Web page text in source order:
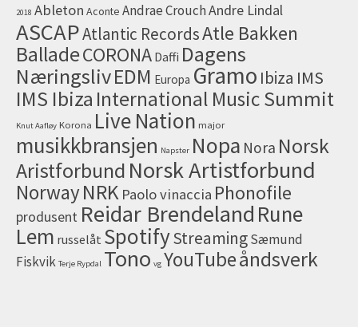
2018 Ableton Aconte Andrae CrouchAndre Lindal
ASCAPAtlantic RecordsAtle Bakken
BalladeCORONA Daffi Dagens
NæringslivEDM Europa Gramo Ibiza IMS
IMS Ibiza International Music Summit
Knut Aafløy Korona Live Nation major
musikkbransjen Napster Nopa Nora Norsk
Aristforbund Norsk Artistforbund
NorwayNRK Paolo vinaccia Phonofile
produsent Reidar Brendeland Rune
Lem russelåt SpotifyStreamingSæmund
Fiskvik Terje Rypdal Tono vg YouTubeåndsverk